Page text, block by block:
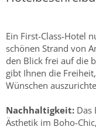
Ein First-Class-Hotel
schönen Strand von
den Blick frei auf die
gibt Ihnen die
Wünschen
Nachhaltigkeit: Das
Ästhetik im Boho-